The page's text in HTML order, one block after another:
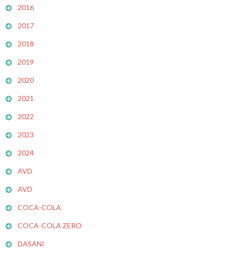
2016
2017
2018
2019
2020
2021
2022
2023
2024
AVD
AVD
COCA-COLA
COCA-COLA ZERO
DASANI